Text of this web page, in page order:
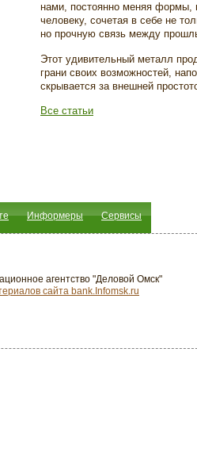
нами, постоянно меняя формы,
человеку, сочетая в себе не
но прочную связь между
Этот удивительный металл
грани своих возможностей,
скрывается за внешней
Все статьи
Информеры Сервисы
агентство "Деловой Омск"
сайта bank.Infomsk.ru